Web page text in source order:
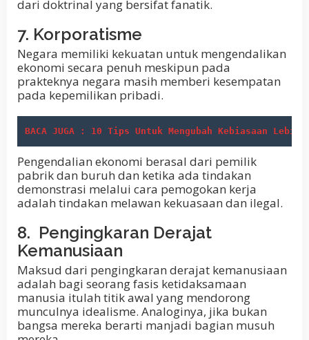
dari doktrinal yang bersifat fanatik.
7. Korporatisme
Negara memiliki kekuatan untuk mengendalikan
ekonomi secara penuh meskipun pada
prakteknya negara masih memberi kesempatan
pada kepemilikan pribadi.
BACA JUGA : 10 Tips Untuk Mengubah Kebiasaan Lebih
Pengendalian ekonomi berasal dari pemilik
pabrik dan buruh dan ketika ada tindakan
demonstrasi melalui cara pemogokan kerja
adalah tindakan melawan kekuasaan dan ilegal.
8. Pengingkaran Derajat
Kemanusiaan
Maksud dari pengingkaran derajat kemanusiaan
adalah bagi seorang fasis ketidaksamaan
manusia itulah titik awal yang mendorong
munculnya idealisme. Analoginya, jika bukan
bangsa mereka berarti manjadi bagian musuh